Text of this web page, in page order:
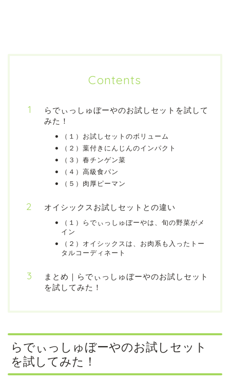
Contents
らでぃっしゅぼーやのお試しセットを試して
みた！
（１）お試しセットのボリューム
（２）葉付きにんじんのインパクト
（３）春チンゲン菜
（４）高級食パン
（５）肉厚ピーマン
オイシックスお試しセットとの違い
（１）らでぃっしゅぼーやは、旬の野菜がメ
イン
（２）オイシックスは、お肉系も入ったトー
タルコーディネート
まとめ｜らでぃっしゅぼーやのお試しセット
を試してみた！
らでぃっしゅぼーやのお試しセット
を試してみた！